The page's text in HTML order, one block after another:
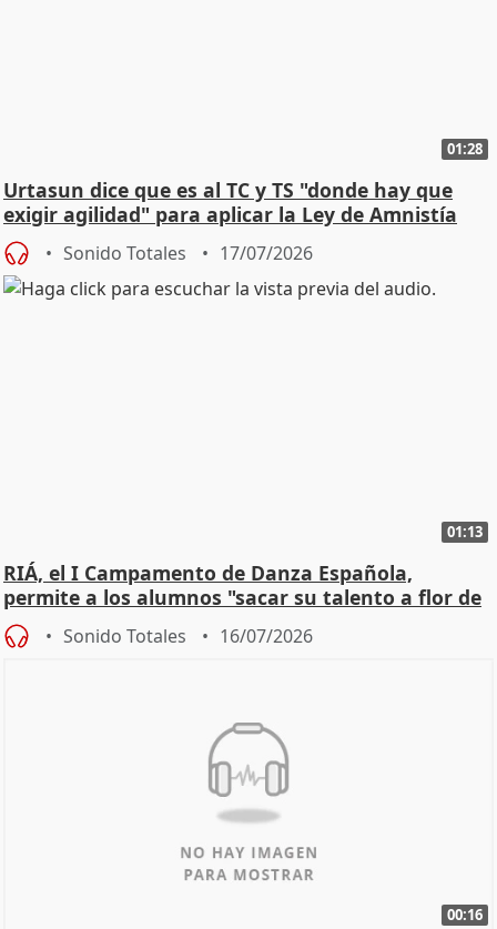
01:28
Urtasun dice que es al TC y TS "donde hay que
exigir agilidad" para aplicar la Ley de Amnistía
Sonido Totales 17/07/2026
01:13
RIÁ, el I Campamento de Danza Española,
permite a los alumnos "sacar su talento a flor de
piel"
Sonido Totales 16/07/2026
00:16